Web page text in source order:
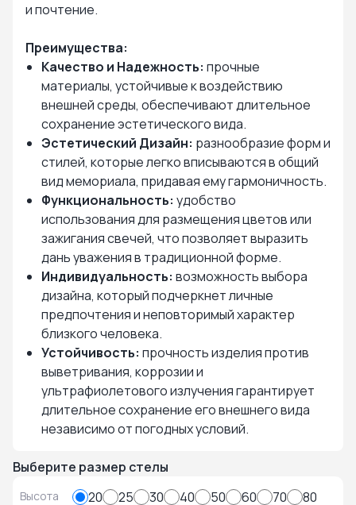
и почтение.
Преимущества:
Качество и Надежность: прочные
материалы, устойчивые к воздействию
внешней среды, обеспечивают длительное
сохранение эстетического вида.
Эстетический Дизайн: разнообразие форм и
стилей, которые легко вписываются в общий
вид мемориала, придавая ему гармоничность.
Функциональность: удобство
использования для размещения цветов или
зажигания свечей, что позволяет выразить
дань уважения в традиционной форме.
Индивидуальность: возможность выбора
дизайна, который подчеркнет личные
предпочтения и неповторимый характер
близкого человека.
Устойчивость: прочность изделия против
выветривания, коррозии и
ультрафиолетового излучения гарантирует
длительное сохранение его внешнего вида
независимо от погодных условий.
Выберите размер стелы
Высота 20 25 30 40 50 60 70 80